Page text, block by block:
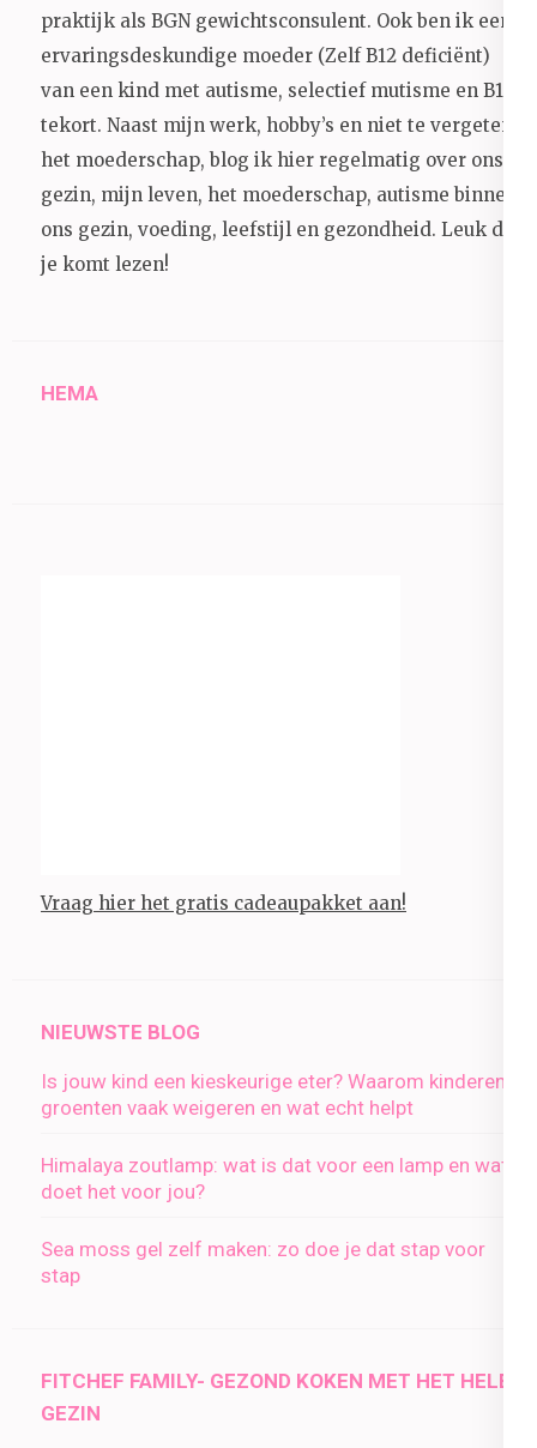
praktijk als BGN gewichtsconsulent. Ook ben ik een
ervaringsdeskundige moeder (Zelf B12 deficiënt)
van een kind met autisme, selectief mutisme en B12
tekort. Naast mijn werk, hobby’s en niet te vergeten
het moederschap, blog ik hier regelmatig over ons
gezin, mijn leven, het moederschap, autisme binnen
ons gezin, voeding, leefstijl en gezondheid. Leuk dat
je komt lezen!
HEMA
Vraag hier het gratis cadeaupakket aan!
NIEUWSTE BLOG
Is jouw kind een kieskeurige eter? Waarom kinderen
groenten vaak weigeren en wat echt helpt
Himalaya zoutlamp: wat is dat voor een lamp en wat
doet het voor jou?
Sea moss gel zelf maken: zo doe je dat stap voor
stap
FITCHEF FAMILY- GEZOND KOKEN MET HET HELE
GEZIN